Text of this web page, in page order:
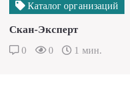
Каталог организаций
Скан-Эксперт
0 0 1 мин.